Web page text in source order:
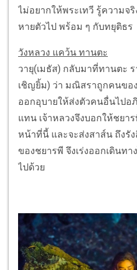
ไม่อยากให้พระเทวี รู้ความจ
หายตัวไป พร้อม ๆ กับทยุติธร
วังหลวง แคว้น ทานตะ
วายุ(เมธัส) กลับมาที่ทานตะ ร
เชิญยิ้ม) ว่า มณิสราถูกคนขอ
ออกอุบายให้ส่งตัวคนอื่นไปอ
แทน เจ้าหลวงจึงบอกให้ชยา
หน้าที่นี้ และจะส่งสาส์น ถึงรัง
ของชยารพี จึงเร่งออกเดินท
ไปด้วย